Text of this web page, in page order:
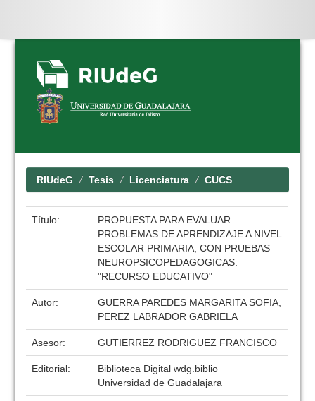
Skip
navigation
RIUdeG Tesis Licenciatura CUCS
Título:
PROPUESTA PARA EVALUAR
PROBLEMAS DE APRENDIZAJE A NIVEL
ESCOLAR PRIMARIA, CON PRUEBAS
NEUROPSICOPEDAGOGICAS.
"RECURSO EDUCATIVO"
Autor:
GUERRA PAREDES MARGARITA SOFIA,
PEREZ LABRADOR GABRIELA
Asesor: GUTIERREZ RODRIGUEZ FRANCISCO
Editorial:
Biblioteca Digital wdg.biblio
Universidad de Guadalajara